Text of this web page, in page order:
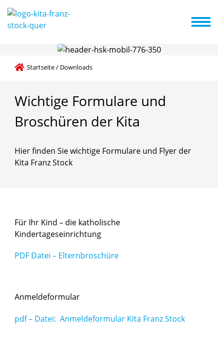
Veranstaltungen A-Z Liste
Startseite/ Downloads
Wichtige Formulare und
Broschüren der Kita
Hier finden Sie wichtige Formulare und Flyer der
Kita Franz Stock
Für Ihr Kind – die katholische
Kindertageseinrichtung
PDF Datei – Elternbroschüre
Anmeldeformular
pdf – Datei: Anmeldeformular Kita Franz Stock